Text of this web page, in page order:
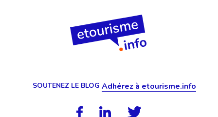
SOUTENEZ LE BLOG Adhérez à etourisme.info